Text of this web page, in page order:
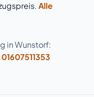
Alle
in Wunstorf:
01607511353